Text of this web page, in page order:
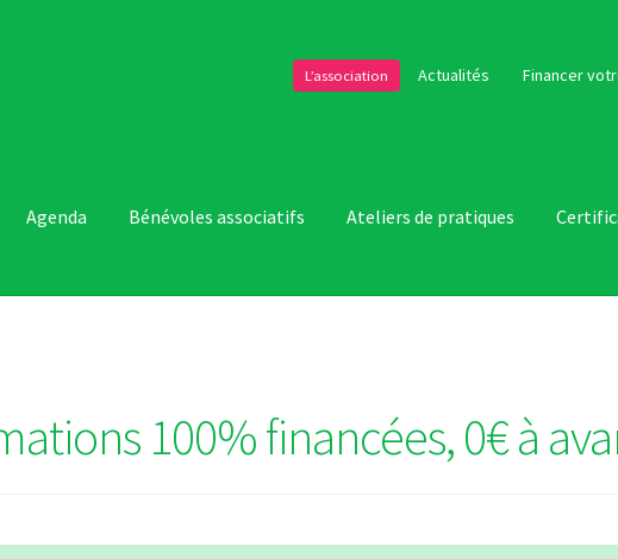
L’association Actualités Financer
Agenda Bénévoles associatifs Ateliers de pratiques
100% financées, 0€ à